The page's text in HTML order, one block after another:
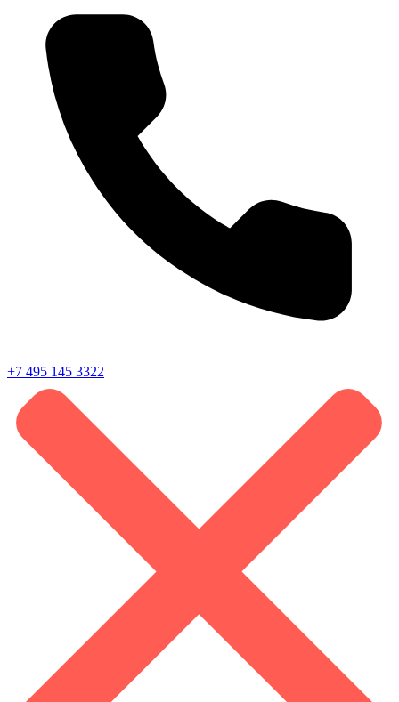
+7 495 145 3322